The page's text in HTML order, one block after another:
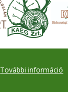
További információ